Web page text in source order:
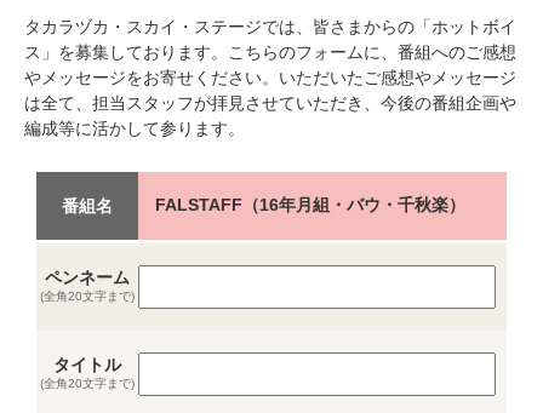
タカラヅカ・スカイ・ステージでは、皆さまからの「ホットボイ
ス」を募集しております。こちらのフォームに、番組へのご感想
やメッセージをお寄せください。いただいたご感想やメッセージ
は全て、担当スタッフが拝見させていただき、今後の番組企画や
編成等に活かして参ります。
番組名 FALSTAFF（16年月組・バウ・千秋楽）
ペンネーム
(全角20文字まで)
タイトル
(全角20文字まで)